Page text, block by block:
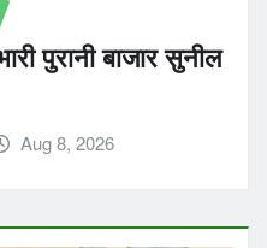
पुरानी बाजार सुनील
Aug 8, 2026